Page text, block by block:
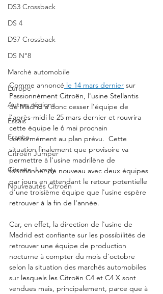
DS3 Crossback
DS 4
DS7 Crossback
DS N°8
Marché automobile
Europe
Autres régions
Essais
France
Citroën Jumper
Citroën Jumpy
Nouveautés Citroën
Comme annoncé le 14 mars dernier sur
Passionnément Citroën, l'usine Stellantis
de Madrid a donc cesser l'équipe de
l'après-midi le 25 mars dernier et rouvrira
cette équipe le 6 mai prochain
conformément au plan prévu.  Cette
situation finalement que provisoire va
permettre à l'usine madrilène de
fonctionner de nouveau avec deux équipes
par jours en attendant le retour potentielle
d'une troisième équipe que l'usine espère
retrouver à la fin de l'année.
Car, en effet, la direction de l'usine de
Madrid est confiante sur les possibilités de
retrouver une équipe de production
nocturne à compter du mois d'octobre
selon la situation des marchés automobiles
sur lesquels les Citroën C4 et C4 X sont
vendues mais, principalement, parce que à